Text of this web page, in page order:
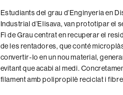
Estudiants del grau d’Enginyeria en
Industrial d’Elisava, van prototipar el
Fi de Grau centrat en recuperar el
de les rentadores, que conté
convertir-lo en un nou material,
evitant que acabi al medi.
filament amb polipropilè reciclat i